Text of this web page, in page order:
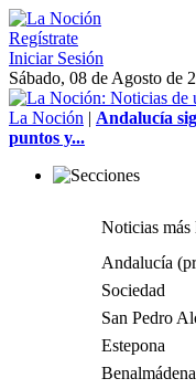
Regístrate
Iniciar Sesión
Sábado, 08 de Agosto de
La Noción | Andalucía
puntos y...
Noticias más
Andalucía
Sociedad
San Pedro
Estepona
Benalmádena